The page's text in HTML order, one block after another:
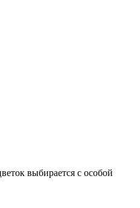
выбирается с особой